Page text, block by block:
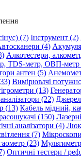
(7) Інструмент (2)
(4)
Алкотестери,
TDS-метр, ОВП-метр
антен (5)
Вимірювачі
(13)
(22)
(13) Кабель мідний,
(150)
аналізатори (4)
(7)
(23)
Оптичні тестери /